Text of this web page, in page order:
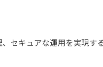
セキュアな運用を実現す